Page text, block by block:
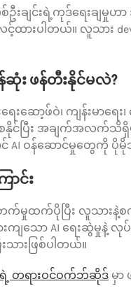
တစ်ဦးချင်းရဲ့ကုဒ်ရေးခ
င့်ထားပါတယ်။ လူသား
ဆုံး ဖန်တီးနိုင်မလဲ?
ရေးဆော့ဖ်ဝဲ၊ ကျန်းမ
ြီး အချက်အလက်သိရှိမှုနဲ့
ဝန်ဆောင်မှုတွေကို ပိုမို
ာင်း
တက်မှုထက်ပိုပြီး လူသား
သော AI ရေးဆွဲမှုနဲ့ လု
ားဖြစ်ပါတယ်။
ရဲ့ တရားဝင်ဝက်ဘ်ဆိုဒ်မှာ